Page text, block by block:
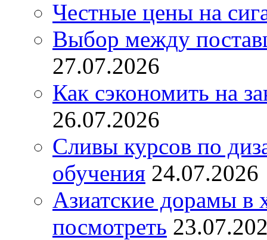
Честные цены на
Выбор между
27.07.2026
Как сэкономить на
26.07.2026
Сливы курсов по
обучения 24.07.2026
Азиатские дорамы в
посмотреть